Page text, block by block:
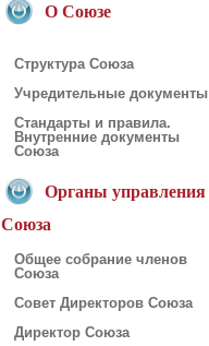
О Союзе
Структура Союза
Учредительные документы
Стандарты и правила.
Внутренние документы
Союза
Органы управления
Союза
Общее собрание членов
Союза
Совет Директоров Союза
Директор Союза